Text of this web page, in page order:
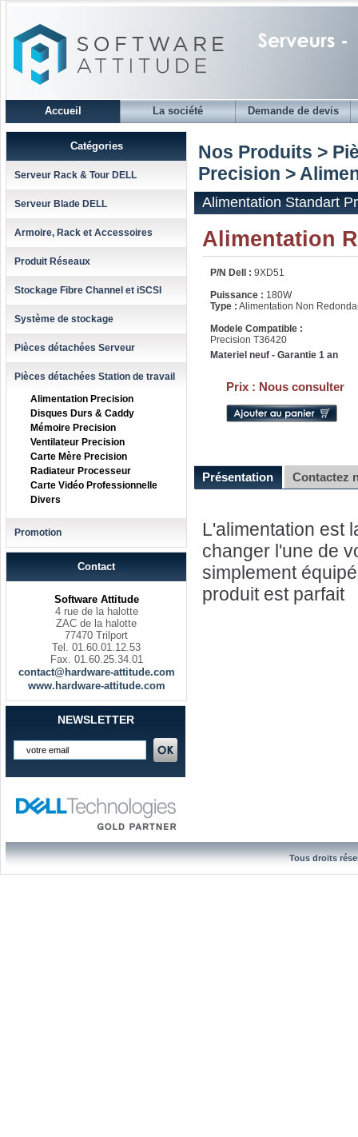
Accueil La société Demande de devis
Catégories
Serveur Rack & Tour DELL
Serveur Blade DELL
Armoire, Rack et Accessoires
Produit Réseaux
Stockage Fibre Channel et iSCSI
Système de stockage
Pièces détachées Serveur
Pièces détachées Station de travail
Alimentation Precision
Disques Durs & Caddy
Mémoire Precision
Ventilateur Precision
Carte Mère Precision
Radiateur Processeur
Carte Vidéo Professionnelle
Divers
Promotion
Contact
Software Attitude
4 rue de la halotte
ZAC de la halotte
77470 Trilport
Tel. 01.60.01.12.53
Fax. 01.60.25.34.01
contact@hardware-attitude.com
www.hardware-attitude.com
NEWSLETTER
Nos Produits >
Precision >
Alimentation Standart
Alimentation
P/N Dell : 9XD51
Puissance : 180W
Type : Alimentation Non
Modele Compatible :
Precision T36420
Materiel neuf - Garantie 1 an
Prix : Nous consulter
Présentation Contactez
L'alimentation est
changer l'une de
simplement
produit est parfait
Tous droits